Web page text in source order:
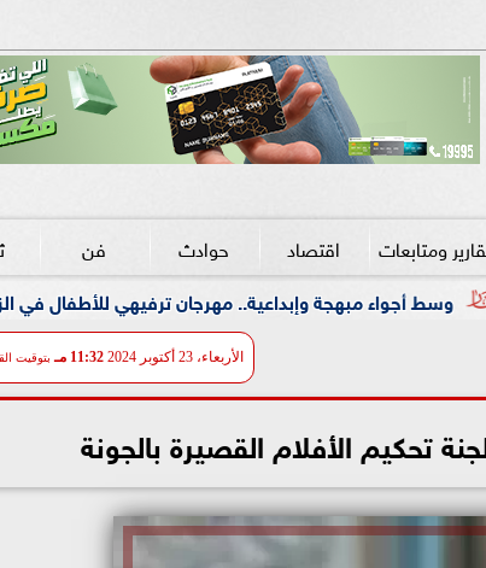
ومتابعات اقتصاد حوادث فن
مهرجان ترفيهي للأطفال في الزمالك بالتعاون مع
الأربعاء، 23 أكتوبر 2024 11:32 مـ بتوقيت
تحكيم الأفلام القصيرة بالجونة